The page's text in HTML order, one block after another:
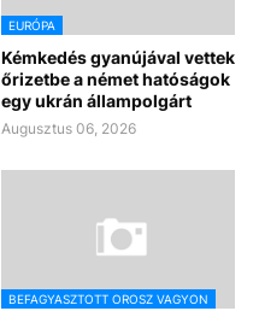
EURÓPA
Kémkedés gyanújával vettek
őrizetbe a német hatóságok
egy ukrán állampolgárt
Augusztus 06, 2026
BEFAGYASZTOTT OROSZ VAGYON